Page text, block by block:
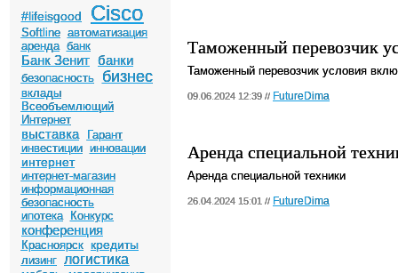
#lifeisgood Cisco
Softline автоматизация
аренда банк
Банк Зенит банки
безопасность бизнес
вклады
Всеобъемлющий
Интернет
выставка
Гарант
инвестиции инновации
интернет
интернет-магазин
информационная
безопасность
ипотека
Конкурс
конференция
Красноярск кредиты
лизинг логистика
Таможенный перевозчик
Таможенный перевозчик условия
09.06.2024 12:39 // FutureDima
Аренда специальной
Аренда специальной техники
26.04.2024 15:01 // FutureDima